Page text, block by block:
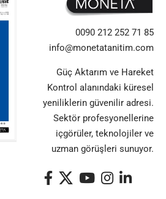
0090 212 252 71 85
info@monetatanitim.com
Güç Aktarım ve Hareket
Kontrol alanındaki küresel
yeniliklerin güvenilir adresi.
Sektör profesyonellerine
içgörüler, teknolojiler ve
uzman görüşleri sunuyor.